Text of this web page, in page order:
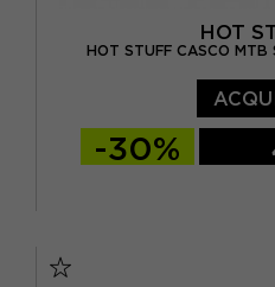
HOT
HOT STUFF CASCO MTB
-30%